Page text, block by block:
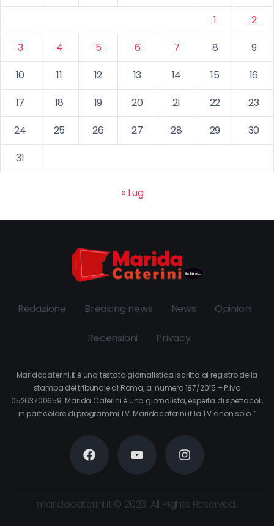
1
2
3
4 5 6 7 8
9
10
11 12 13 14 15
16
17
18 19 20 21 22
23
24
25 26 27 28 29
30
31
« Lug
Redazione Breaking news News Opinioni
Recensioni Privacy
Maridacaterini.it è una testata giornalistica iscritta al registro della
stampa del tribunale di Roma, al numero 187/2015 – P.Iva
05263700659. Marida Caterini è una giornalista, esperta di spettacoli,
in particolare di programmi TV. Maridacaterini.it la TV e non solo…’
maridacaterini.it © 2023. All Rights Reserved.